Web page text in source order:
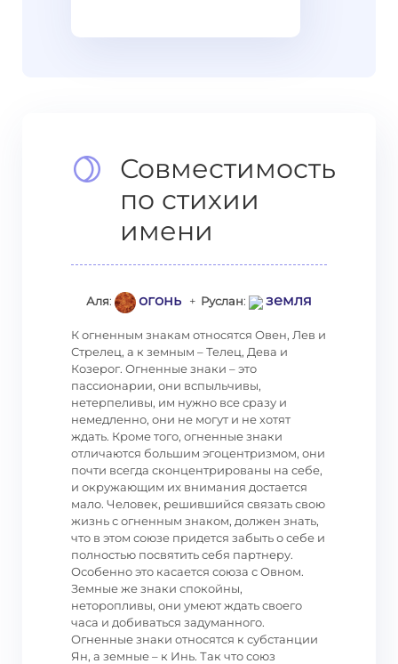
Совместимость
по стихии
имени
Аля: огонь + Руслан: земля
К огненным знакам относятся Овен, Лев и
Стрелец, а к земным – Телец, Дева и
Козерог. Огненные знаки – это
пассионарии, они вспыльчивы,
нетерпеливы, им нужно все сразу и
немедленно, они не могут и не хотят
ждать. Кроме того, огненные знаки
отличаются большим эгоцентризмом, они
почти всегда сконцентрированы на себе,
и окружающим их внимания достается
мало. Человек, решившийся связать свою
жизнь с огненным знаком, должен знать,
что в этом союзе придется забыть о себе и
полностью посвятить себя партнеру.
Особенно это касается союза с Овном.
Земные же знаки спокойны,
неторопливы, они умеют ждать своего
часа и добиваться задуманного.
Огненные знаки относятся к субстанции
Ян, а земные – к Инь. Так что союз